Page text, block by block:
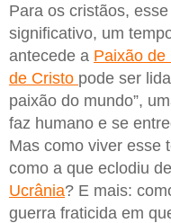
Para os cristãos,
significativo, um
antecede a Paixão de
de Cristo pode ser
paixão do mundo”,
faz humano e se
Mas como viver esse
como a que eclodiu
Ucrânia? E mais:
guerra fraticida em